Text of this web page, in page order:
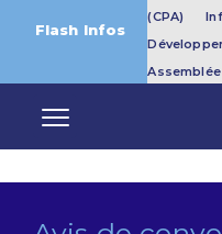
Flash Infos
(CPA)